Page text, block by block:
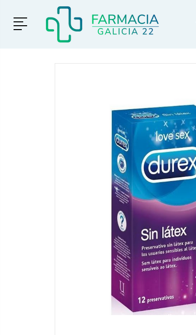
Menú